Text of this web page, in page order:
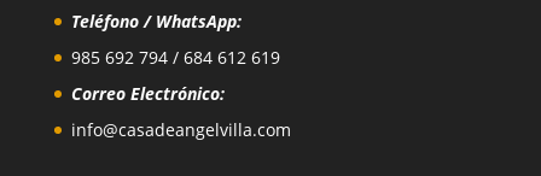
Teléfono / WhatsApp:
985 692 794 / 684 612 619
Correo Electrónico:
info@casadeangelvilla.com